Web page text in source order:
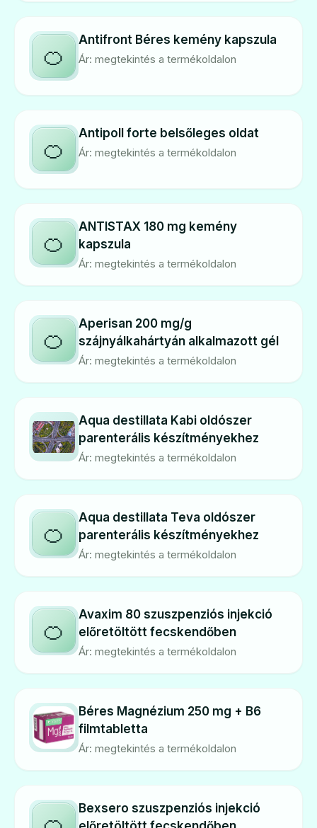
🍊
Antifront Béres kemény kapszula
Ár: megtekintés a termékoldalon
🍊
Antipoll forte belsőleges oldat
Ár: megtekintés a termékoldalon
🍊
ANTISTAX 180 mg kemény
kapszula
Ár: megtekintés a termékoldalon
🍊
Aperisan 200 mg/g
szájnyálkahártyán alkalmazott gél
Ár: megtekintés a termékoldalon
Aqua destillata Kabi oldószer
parenterális készítményekhez
Ár: megtekintés a termékoldalon
🍊
Aqua destillata Teva oldószer
parenterális készítményekhez
Ár: megtekintés a termékoldalon
🍊
Avaxim 80 szuszpenziós injekció
előretöltött fecskendőben
Ár: megtekintés a termékoldalon
Béres Magnézium 250 mg + B6
filmtabletta
Ár: megtekintés a termékoldalon
Bexsero szuszpenziós injekció